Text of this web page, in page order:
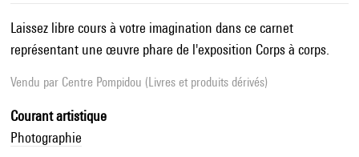
Laissez libre cours à votre imagination dans ce carnet
représentant une œuvre phare de l'exposition Corps à corps.
Vendu par Centre Pompidou (Livres et produits dérivés)
Courant artistique
Photographie